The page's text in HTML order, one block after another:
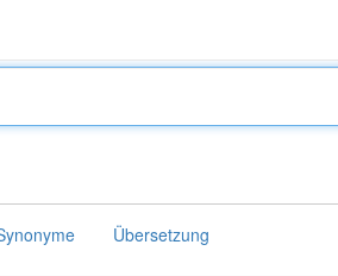
Übersetzung